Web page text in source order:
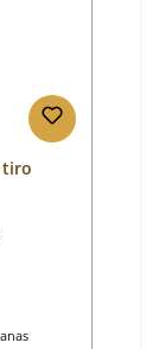
tiro